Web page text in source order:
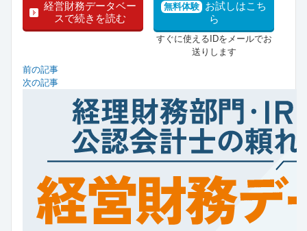
経営財務データベー
スで続きを読む
無料体験 お試しはこち
ら
すぐに使えるIDをメールでお
送りします
前の記事
次の記事